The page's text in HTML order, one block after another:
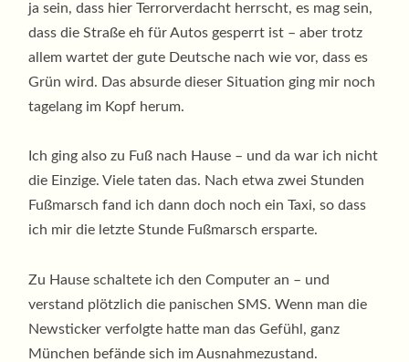
ja sein, dass hier Terrorverdacht herrscht, es mag sein,
dass die Straße eh für Autos gesperrt ist – aber trotz
allem wartet der gute Deutsche nach wie vor, dass es
Grün wird. Das absurde dieser Situation ging mir noch
tagelang im Kopf herum.
Ich ging also zu Fuß nach Hause – und da war ich nicht
die Einzige. Viele taten das. Nach etwa zwei Stunden
Fußmarsch fand ich dann doch noch ein Taxi, so dass
ich mir die letzte Stunde Fußmarsch ersparte.
Zu Hause schaltete ich den Computer an – und
verstand plötzlich die panischen SMS. Wenn man die
Newsticker verfolgte hatte man das Gefühl, ganz
München befände sich im Ausnahmezustand.